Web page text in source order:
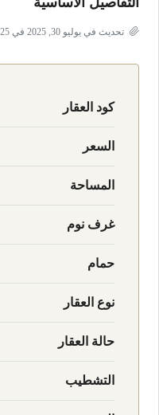
تحديث في يوليو 30, 2025 في 12:25 م
كود العقار
السعر
المساحة
غرف نوم
حمام
نوع العقار
حالة العقار
التشطيب